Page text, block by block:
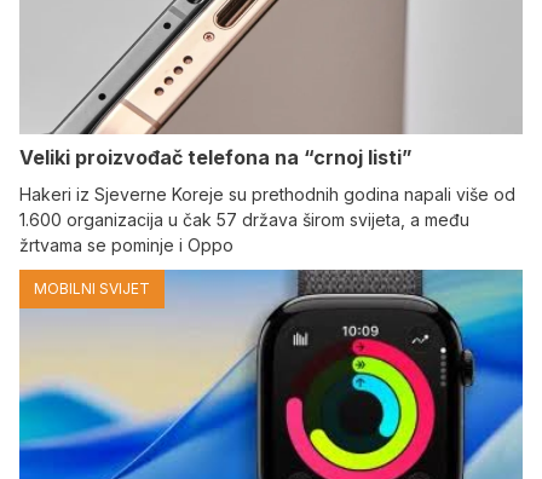
Veliki proizvođač telefona na “crnoj listi”
Hakeri iz Sjeverne Koreje su prethodnih godina napali više od
1.600 organizacija u čak 57 država širom svijeta, a među
žrtvama se pominje i Oppo
MOBILNI SVIJET